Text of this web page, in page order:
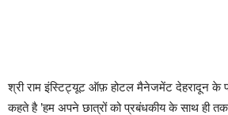
श्री राम इंस्टिट्यूट ऑफ़ होटल मैनेजमेंट देहरादून के
कहते है ’हम अपने छात्रों को प्रबंधकीय के साथ ही